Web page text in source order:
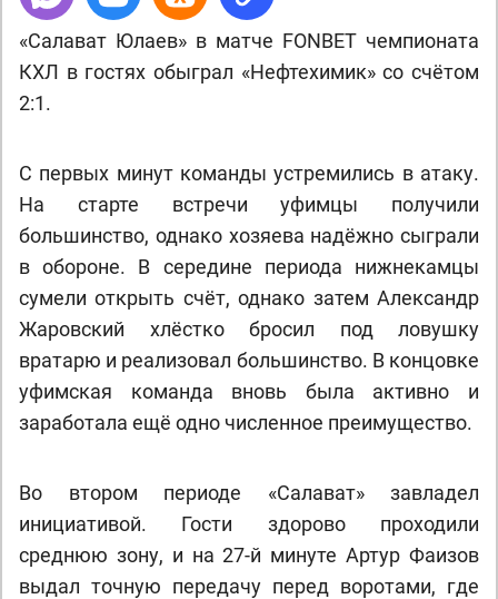
«Салават Юлаев» в матче FONBET чемпионата
КХЛ в гостях обыграл «Нефтехимик» со счётом
2:1.
С первых минут команды устремились в атаку.
На старте встречи уфимцы получили
большинство, однако хозяева надёжно сыграли
в обороне. В середине периода нижнекамцы
сумели открыть счёт, однако затем Александр
Жаровский хлёстко бросил под ловушку
вратарю и реализовал большинство. В концовке
уфимская команда вновь была активно и
заработала ещё одно численное преимущество.
Во втором периоде «Салават» завладел
инициативой. Гости здорово проходили
среднюю зону, и на 27-й минуте Артур Фаизов
выдал точную передачу перед воротами, где